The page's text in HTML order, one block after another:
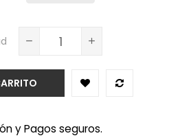
y Pagos seguros.